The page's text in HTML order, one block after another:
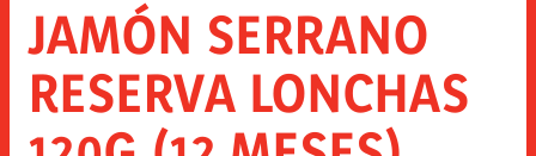
JAMÓN SERRANO
RESERVA LONCHAS